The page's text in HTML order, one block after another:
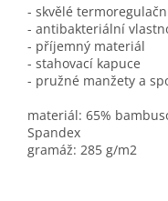
- skvělé
- antibakteriální
- příjemný materiál
- stahovací kapuce
- pružné manžety a
materiál: 65%
Spandex
gramáž: 285 g/m2